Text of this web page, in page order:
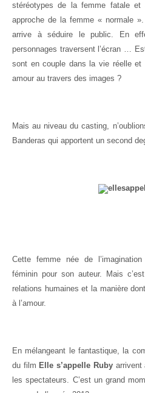
stéréotypes de la femme fatale
approche de la femme « normale
arrive à séduire le public. En
personnages traversent l’écran …
sont en couple dans la vie réelle et
amour au travers des images ?
Mais au niveau du casting,
Banderas qui apportent un second
Cette femme née de l’imagination
féminin pour son auteur. Mais
relations humaines et la manière
à l’amour.
En mélangeant le fantastique, la
du film Elle s’appelle Rubyarrivent
les spectateurs. C’est un grand